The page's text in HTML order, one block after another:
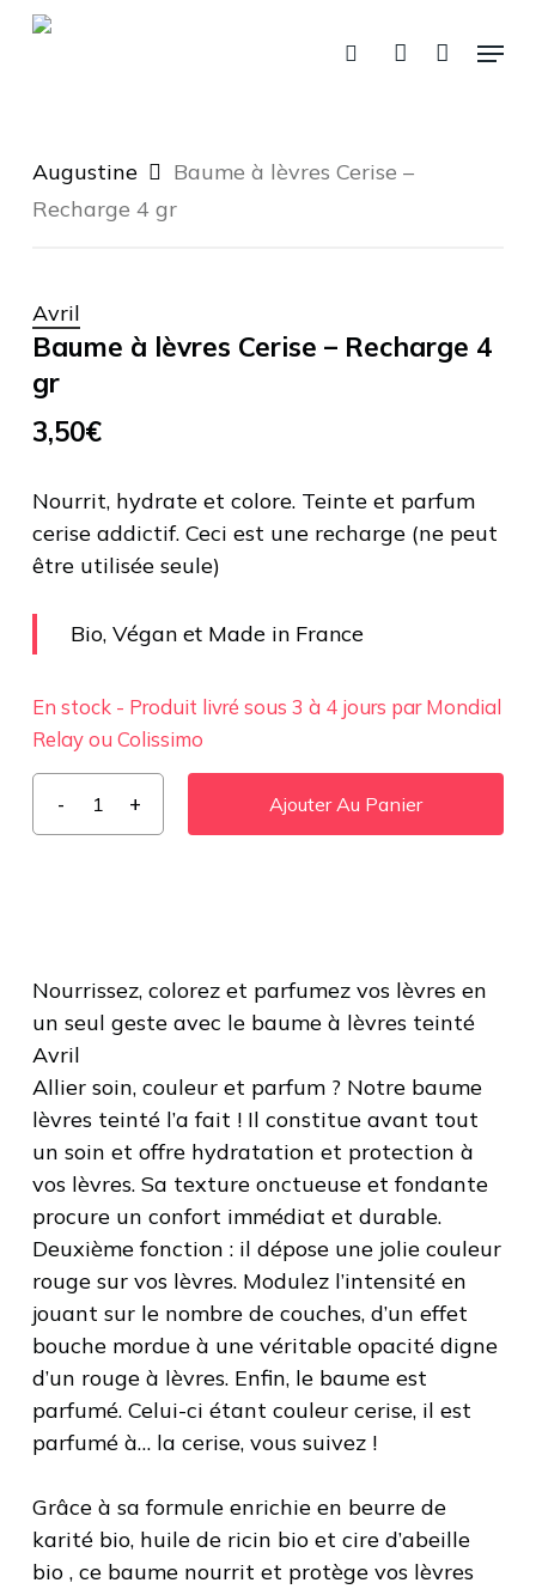
Skip
rechercheaccountMenu
Augustine
Baume à lèvres Cerise –
Recharge 4 gr
Avril
Baume à lèvres Cerise – Recharge 4
gr
3,50€
Nourrit, hydrate et colore. Teinte et parfum
cerise addictif. Ceci est une recharge (ne peut
être utilisée seule)
Bio, Végan et Made in France
En stock - Produit livré sous 3 à 4 jours par Mondial
Relay ou Colissimo
Ajouter Au Panier
Nourrissez, colorez et parfumez vos lèvres en
un seul geste avec le baume à lèvres teinté
Avril
Allier soin, couleur et parfum ? Notre baume
lèvres teinté l’a fait ! Il constitue avant tout
un soin et offre hydratation et protection à
vos lèvres. Sa texture onctueuse et fondante
procure un confort immédiat et durable.
Deuxième fonction : il dépose une jolie couleur
rouge sur vos lèvres. Modulez l’intensité en
jouant sur le nombre de couches, d’un effet
bouche mordue à une véritable opacité digne
d’un rouge à lèvres. Enfin, le baume est
parfumé. Celui-ci étant couleur cerise, il est
parfumé à… la cerise, vous suivez !
Grâce à sa formule enrichie en beurre de
karité bio, huile de ricin bio et cire d’abeille
bio , ce baume nourrit et protège vos lèvres